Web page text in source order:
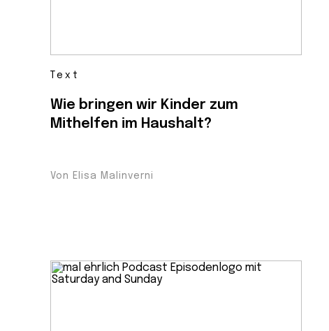
Text
Wie bringen wir Kinder zum
Mithelfen im Haushalt?
Von Elisa Malinverni